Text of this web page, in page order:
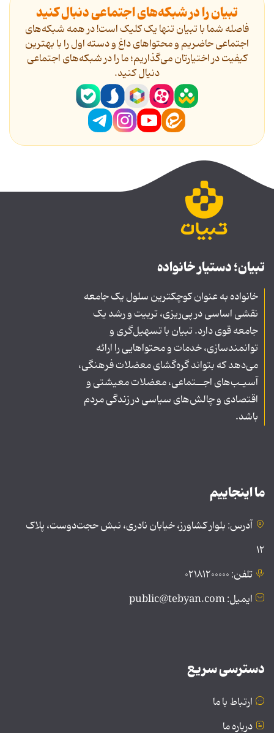
تبیان را در شبکه‌های اجتماعی دنبال کنید
فاصله شما با تبیان تنها یک کلیک است! در همه شبکه‌های
اجتماعی حاضریم و محتواهای داغ و دسته اول را با بهترین
کیفیت در اختیارتان می‌گذاریم؛ ما را در شبکه‌های اجتماعی
دنیال کنید.
تبیان؛ دستیار خانواده
خانواده به عنوان کوچکترین سلول یک جامعه
نقشی اساسی در پی‌ریزی، تربیت و رشد یک
جامعه قوی دارد. تبیان با تسهیل‌گری و
توانمندسازی، خدمات و محتواهایی را ارائه
می‌دهد که بتواند گره‌گشای معضلات فرهنگی،
آسیـب‌های اجــتماعی، معضلات معیشتی و
اقتصادی و چالش‌های سیاسی در زندگی مردم
باشد.
ما اینجاییم
آدرس: بلوار کشاورز، خیابان نادری، نبش حجت‌دوست، پلاک
۱۲
تلفن: ۰۲۱۸۱۲۰۰۰۰۰
ایمیل: public@tebyan.com
دسترسی سریع
ارتباط با ما
درباره ما